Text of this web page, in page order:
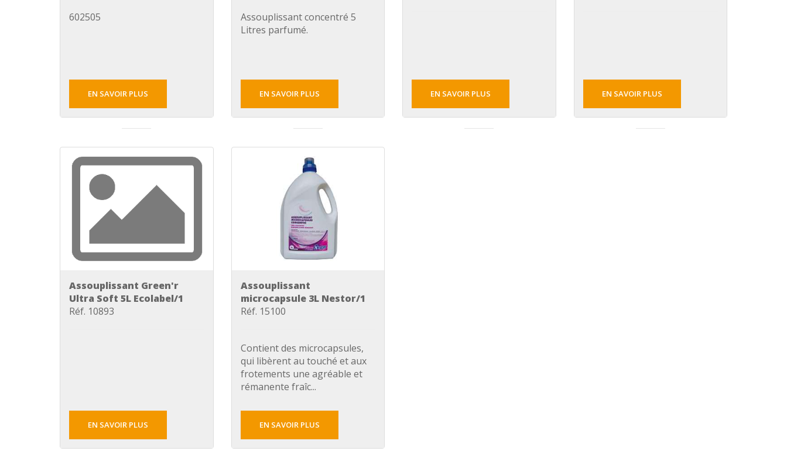
602505
EN SAVOIR PLUS
Assouplissant concentré 5
Litres parfumé.
EN SAVOIR PLUS EN SAVOIR PLUS EN SAVOIR PLUS
Assouplissant Green'r
Ultra Soft 5L Ecolabel/1
Réf. 10893
EN SAVOIR PLUS
Assouplissant
microcapsule 3L Nestor/1
Réf. 15100
Contient des microcapsules,
qui libèrent au touché et aux
frotements une agréable et
rémanente fraîc...
EN SAVOIR PLUS